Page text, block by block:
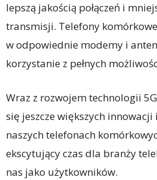
lepszą jakością połączeń i
transmisji. Telefony
w odpowiednie modemy i
korzystanie z pełnych
Wraz z rozwojem technologii
się jeszcze większych
naszych telefonach
ekscytujący czas dla branży
nas jako użytkowników.